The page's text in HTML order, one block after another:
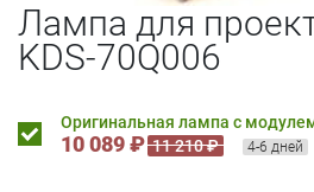
Лампа для
KDS-70Q006
Оригинальная лампа с
10 089 ₽ 11 210 ₽ 4-6 дней